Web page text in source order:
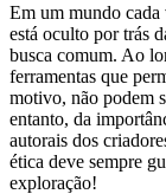
Em um mundo cada
está oculto por trás
busca comum. Ao
ferramentas que
motivo, não podem
entanto, da
autorais dos
ética ⁢deve sempre
⁤exploração!